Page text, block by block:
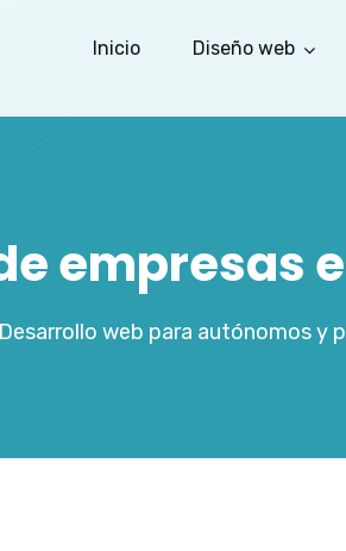
Inicio Diseño web
empresas
Desarrollo web para autónomos y